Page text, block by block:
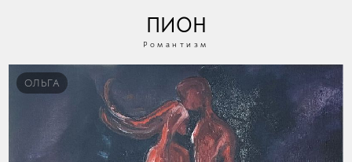
ПИОН
Романтизм
ОЛЬГА